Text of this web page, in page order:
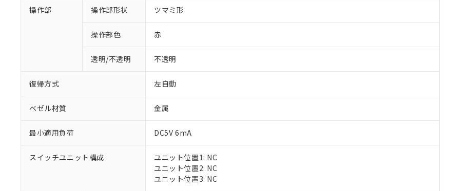
操作部 操作部形状 ツマミ形
操作部色 赤
透明/不透明 不透明
復帰方式 左自動
ベゼル材質 金属
最小適用負荷 DC5V 6mA
スイッチユニット構成
ユニット位置1: NC
ユニット位置2: NC
ユニット位置3: NC
※1 対応状況
対応済み：EU RoHS指令（10物質）の非含有に対応した製品が提供可能な商品です。
対応予定：EU RoHS指令（10物質）の非含有に対応した製品に切り替える予定のある商品
対応予定なし：EU RoHS指令（10物質）の非含有に非対応の商品で、対応品を出す予定